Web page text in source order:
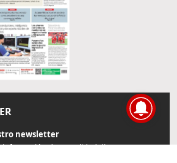
newsletter
información de actualidad directamente en